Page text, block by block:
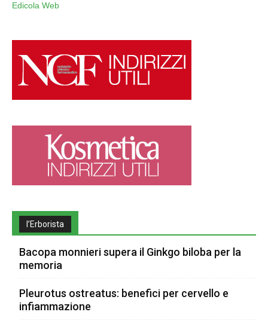
Edicola Web
l’Erborista
Bacopa monnieri supera il Ginkgo biloba per la
memoria
Pleurotus ostreatus: benefici per cervello e
infiammazione